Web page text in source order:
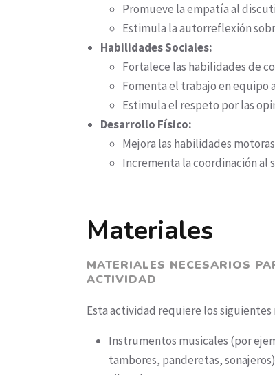
Promueve la empatía al
Estimula la autorreflexión
Habilidades Sociales:
Fortalece las habilidades de
Fomenta el trabajo en equipo
Estimula el respeto por las
Desarrollo Físico:
Mejora las habilidades
Incrementa la coordinación al
Materiales
MATERIALES NECESARIOS
ACTIVIDAD
Esta actividad requiere los siguientes
Instrumentos musicales (por
tambores, panderetas, sonajeros)